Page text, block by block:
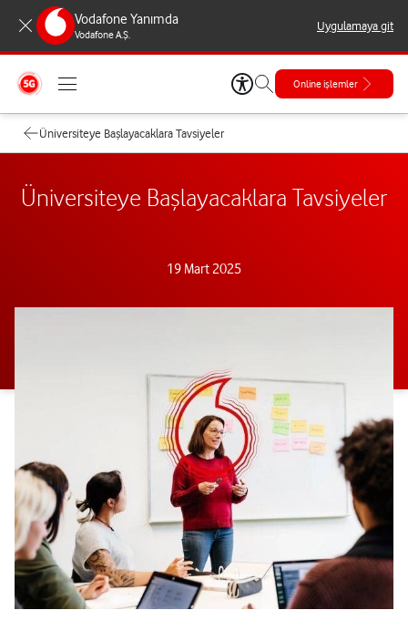
Vodafone Yanımda
Vodafone A.Ş.
Uygulamaya git
Online işlemler
Üniversiteye Başlayacaklara Tavsiyeler
Üniversiteye Başlayacaklara Tavsiyeler
19 Mart 2025